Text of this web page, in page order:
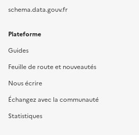
schema.data.gouv.fr
Plateforme
Guides
Feuille de route et nouveautés
Nous écrire
Échangez avec la communauté
Statistiques